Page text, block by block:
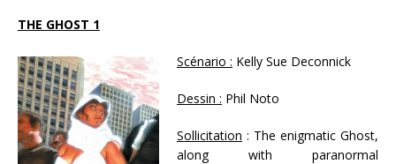
THE GHOST 1
Scénario : Kelly Sue Deconnick
Dessin : Phil Noto
Sollicitation : The enigmatic Ghost,
along with paranormal